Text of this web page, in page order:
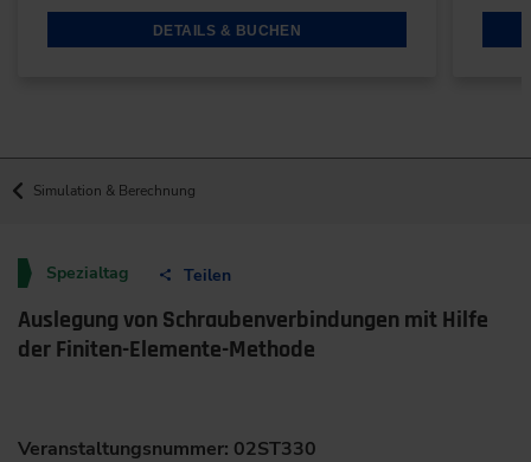
DETAILS & BUCHEN
Simulation & Berechnung
Spezialtag Teilen
Auslegung von Schraubenverbindungen mit Hilfe
der Finiten-Elemente-Methode
Veranstaltungsnummer: 02ST330